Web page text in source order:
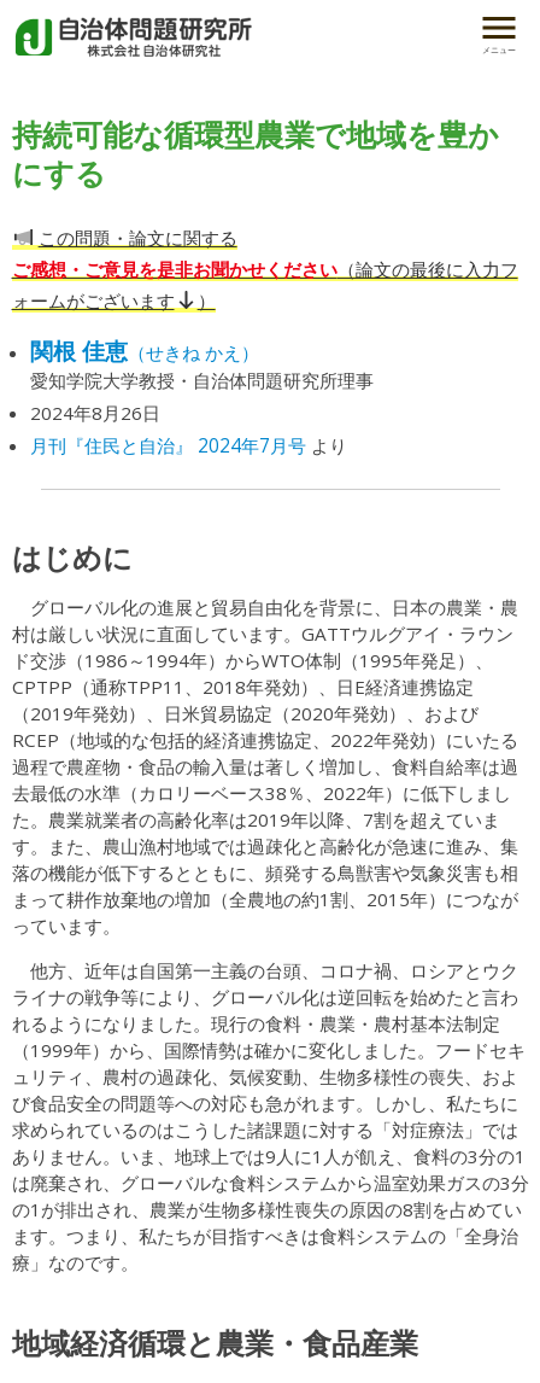
メニュー
持続可能な循環型農業で地域を豊か
にする
この問題・論文に関する
ご感想・ご意見を是非お聞かせください（論文の最後に入力フ
ォームがございます
）
関根 佳恵（せきね かえ）
愛知学院大学教授・自治体問題研究所理事
2024年8月26日
月刊『住民と自治』 2024年7月号より
はじめに
グローバル化の進展と貿易自由化を背景に、日本の農業・農
村は厳しい状況に直面しています。GATTウルグアイ・ラウン
ド交渉（1986～1994年）からWTO体制（1995年発足）、
CPTPP（通称TPP11、2018年発効）、日E経済連携協定
（2019年発効）、日米貿易協定（2020年発効）、および
RCEP（地域的な包括的経済連携協定、2022年発効）にいたる
過程で農産物・食品の輸入量は著しく増加し、食料自給率は過
去最低の水準（カロリーベース38％、2022年）に低下しまし
た。農業就業者の高齢化率は2019年以降、7割を超えていま
す。また、農山漁村地域では過疎化と高齢化が急速に進み、集
落の機能が低下するとともに、頻発する鳥獣害や気象災害も相
まって耕作放棄地の増加（全農地の約1割、2015年）につなが
っています。
他方、近年は自国第一主義の台頭、コロナ禍、ロシアとウク
ライナの戦争等により、グローバル化は逆回転を始めたと言わ
れるようになりました。現行の食料・農業・農村基本法制定
（1999年）から、国際情勢は確かに変化しました。フードセキ
ュリティ、農村の過疎化、気候変動、生物多様性の喪失、およ
び食品安全の問題等への対応も急がれます。しかし、私たちに
求められているのはこうした諸課題に対する「対症療法」では
ありません。いま、地球上では9人に1人が飢え、食料の3分の1
は廃棄され、グローバルな食料システムから温室効果ガスの3分
の1が排出され、農業が生物多様性喪失の原因の8割を占めてい
ます。つまり、私たちが目指すべきは食料システムの「全身治
療」なのです。
地域経済循環と農業・食品産業